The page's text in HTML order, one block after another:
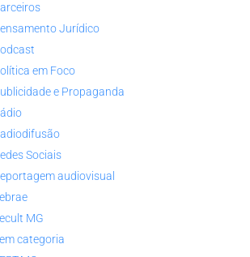
Jurídico
em Foco
e Propaganda
Sociais
audiovisual
MG
categoria